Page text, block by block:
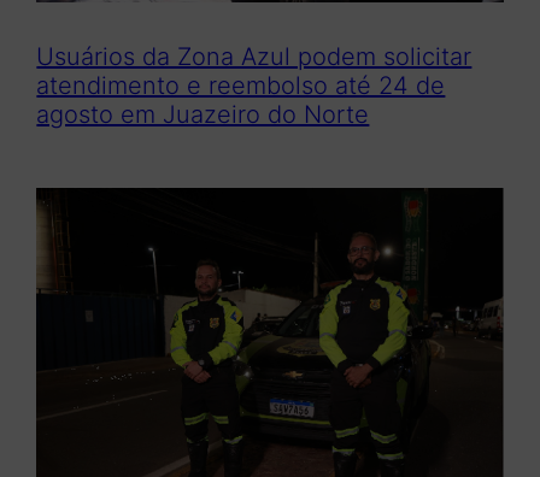
Usuários da Zona Azul podem solicitar
atendimento e reembolso até 24 de
agosto em Juazeiro do Norte